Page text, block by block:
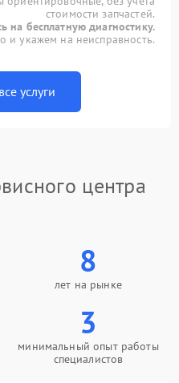
стоимости запчастей.
на бесплатную диагностику.
и укажем на неисправность.
услуги
центра
8
лет на рынке
3
минимальный опыт работы
специалистов